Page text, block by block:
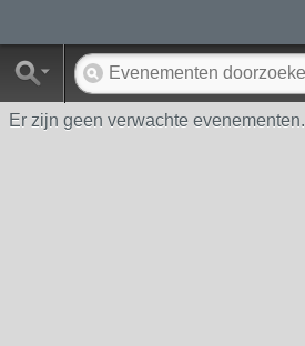
Er zijn geen verwachte evenementen.